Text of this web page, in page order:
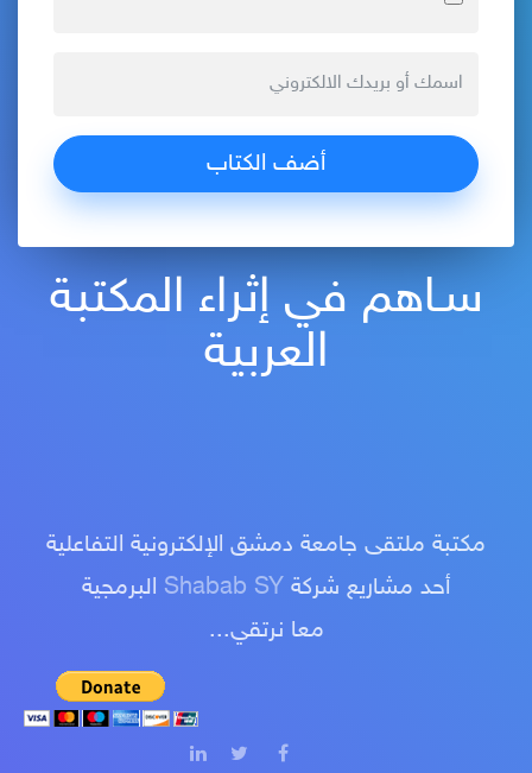
سـاهم في إثراء المكتبة
العربية
مكتبة ملتقى جامعة دمشق الإلكترونية التفاعلية
أحد مشاريع شركة Shabab SY البرمجية
معا نرتقي...